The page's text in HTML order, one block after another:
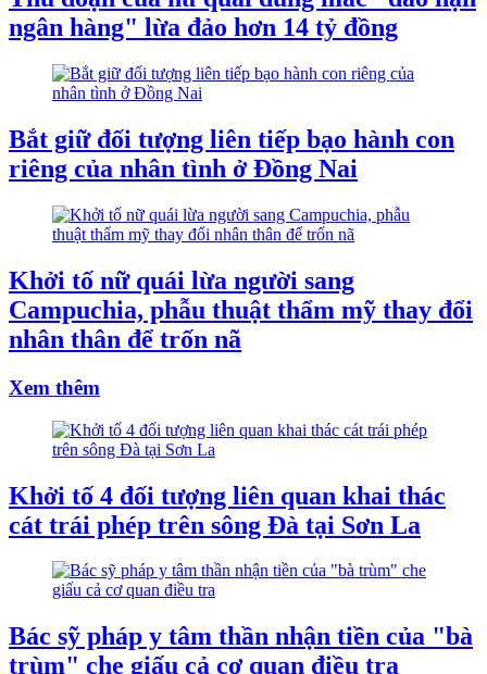
ngân hàng" lừa đảo hơn 14 tỷ đồng
Bắt giữ đối tượng liên tiếp bạo hành con
riêng của nhân tình ở Đồng Nai
Khởi tố nữ quái lừa người sang
Campuchia, phẫu thuật thẩm mỹ thay đổi
nhân thân để trốn nã
Xem thêm
Khởi tố 4 đối tượng liên quan khai thác
cát trái phép trên sông Đà tại Sơn La
Bác sỹ pháp y tâm thần nhận tiền của "bà
trùm" che giấu cả cơ quan điều tra